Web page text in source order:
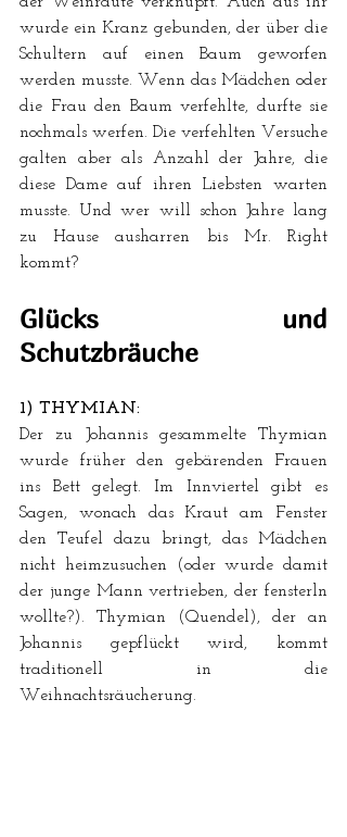
wurde ein Kranz gebunden, der über die
Schultern auf einen Baum geworfen
werden musste. Wenn das Mädchen oder
die Frau den Baum verfehlte, durfte sie
nochmals werfen. Die verfehlten Versuche
galten aber als Anzahl der Jahre, die
diese Dame auf ihren Liebsten warten
musste. Und wer will schon Jahre lang
zu Hause ausharren bis Mr. Right
kommt?
Glücks und
Schutzbräuche
1) THYMIAN:
Der zu Johannis gesammelte Thymian
wurde früher den gebärenden Frauen
ins Bett gelegt. Im Innviertel gibt es
Sagen, wonach das Kraut am Fenster
den Teufel dazu bringt, das Mädchen
nicht heimzusuchen (oder wurde damit
der junge Mann vertrieben, der fensterln
wollte?). Thymian (Quendel), der an
Johannis gepflückt wird, kommt
traditionell in die
Weihnachtsräucherung.